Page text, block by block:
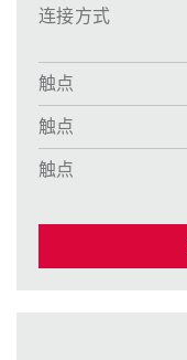
连接方式
触点
触点
触点